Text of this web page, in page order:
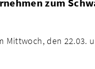
zum
den 22.03.